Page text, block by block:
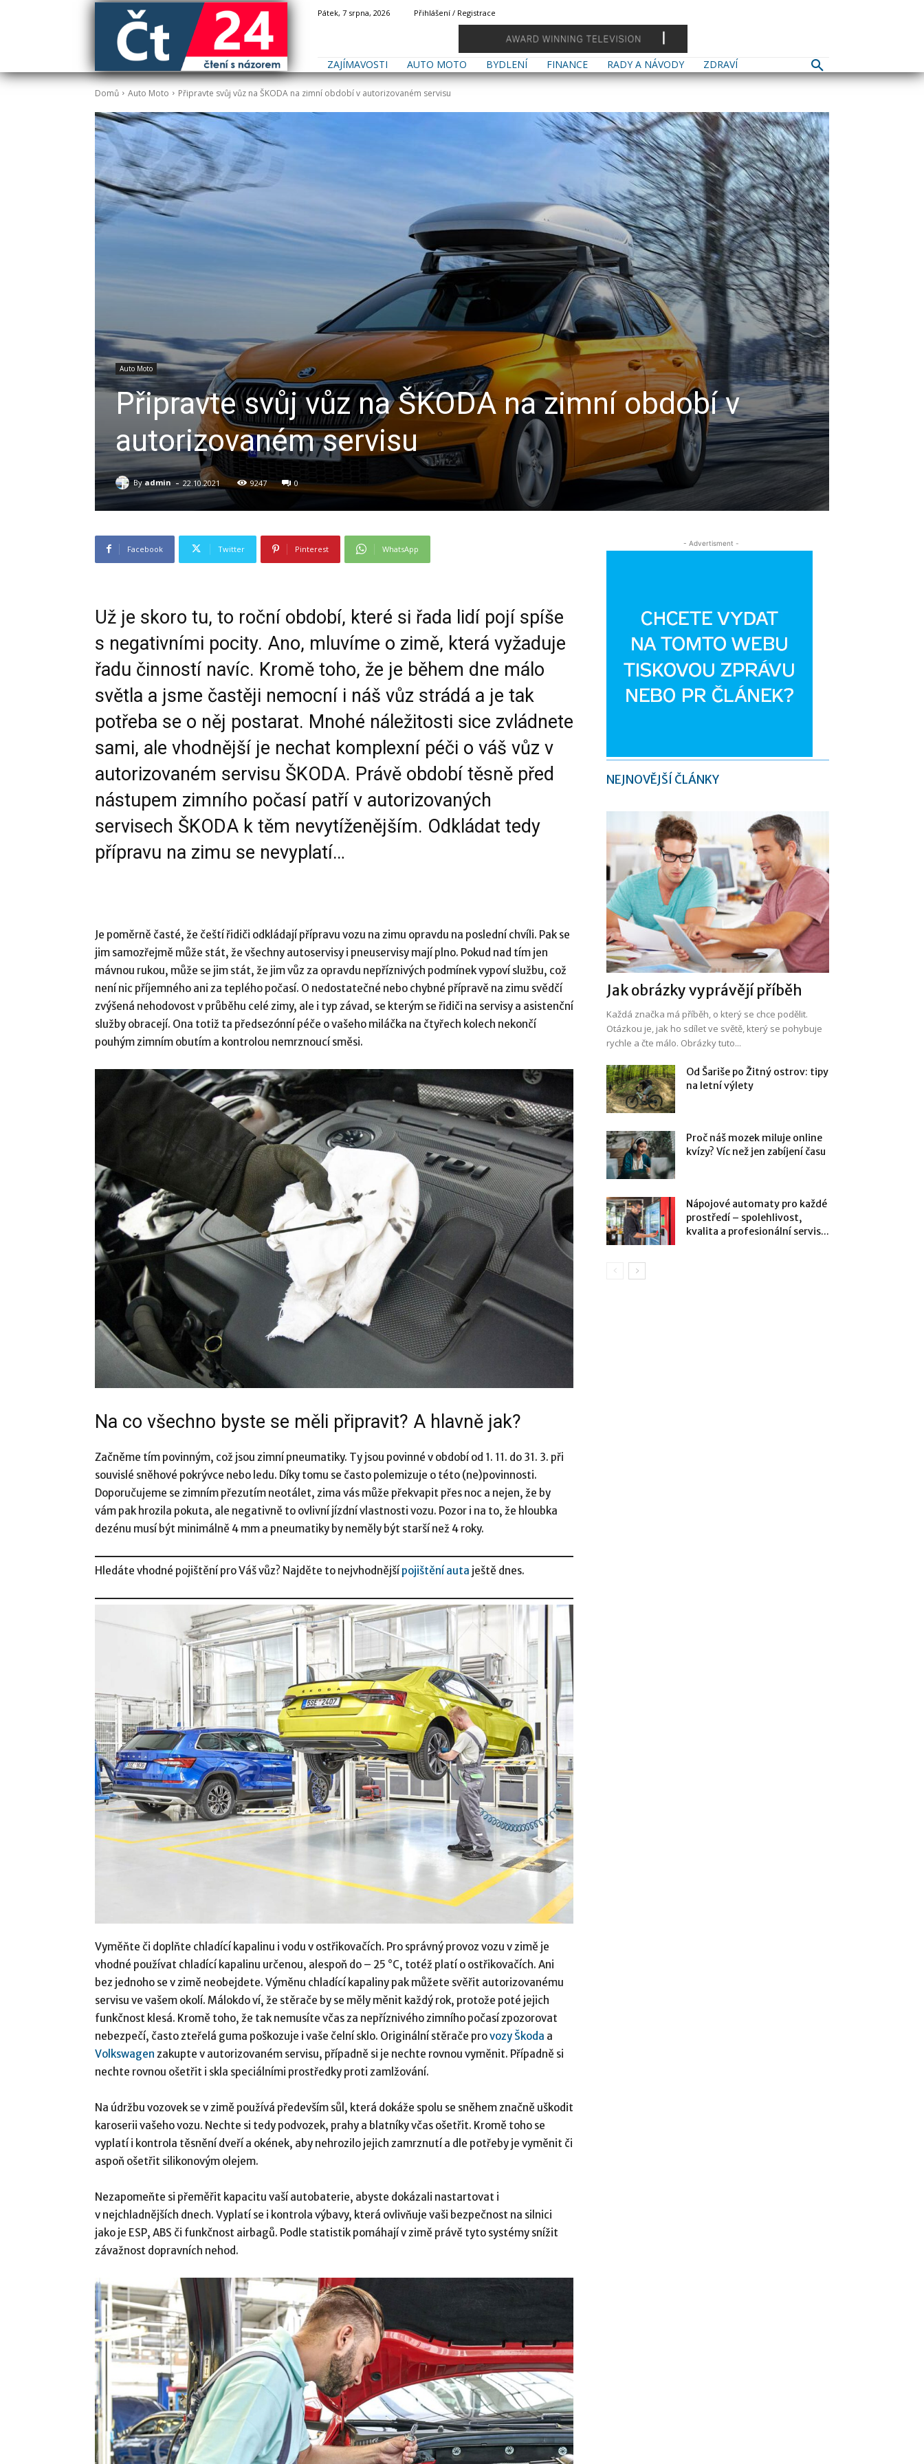
Pátek, 7 srpna, 2026 Přihlášení / Registrace
ZAJÍMAVOSTI AUTO MOTO BYDLENÍ FINANCE RADY A NÁVODY ZDRAVÍ
Domů Auto Moto Připravte svůj vůz na ŠKODA na zimní období v autorizovaném servisu
Auto Moto
Připravte svůj vůz na ŠKODA na zimní období v
autorizovaném servisu
By admin - 22.10.2021 9247 0
Facebook Twitter Pinterest WhatsApp
Už je skoro tu, to roční období, které si řada lidí pojí spíše
s negativními pocity. Ano, mluvíme o zimě, která vyžaduje
řadu činností navíc. Kromě toho, že je během dne málo
světla a jsme častěji nemocní i náš vůz strádá a je tak
potřeba se o něj postarat. Mnohé náležitosti sice zvládnete
sami, ale vhodnější je nechat komplexní péči o váš vůz v
autorizovaném servisu ŠKODA. Právě období těsně před
nástupem zimního počasí patří v autorizovaných
servisech ŠKODA k těm nevytíženějším. Odkládat tedy
přípravu na zimu se nevyplatí…
Je poměrně časté, že čeští řidiči odkládají přípravu vozu na zimu opravdu na poslední chvíli. Pak se
jim samozřejmě může stát, že všechny autoservisy i pneuservisy mají plno. Pokud nad tím jen
mávnou rukou, může se jim stát, že jim vůz za opravdu nepříznivých podmínek vypoví službu, což
není nic příjemného ani za teplého počasí. O nedostatečné nebo chybné přípravě na zimu svědčí
zvýšená nehodovost v průběhu celé zimy, ale i typ závad, se kterým se řidiči na servisy a asistenční
služby obracejí. Ona totiž ta předsezónní péče o vašeho miláčka na čtyřech kolech nekončí
pouhým zimním obutím a kontrolou nemrznoucí směsi.
Na co všechno byste se měli připravit? A hlavně jak?
Začněme tím povinným, což jsou zimní pneumatiky. Ty jsou povinné v období od 1. 11. do 31. 3. při
souvislé sněhové pokrývce nebo ledu. Díky tomu se často polemizuje o této (ne)povinnosti.
Doporučujeme se zimním přezutím neotálet, zima vás může překvapit přes noc a nejen, že by
vám pak hrozila pokuta, ale negativně to ovlivní jízdní vlastnosti vozu. Pozor i na to, že hloubka
dezénu musí být minimálně 4 mm a pneumatiky by neměly být starší než 4 roky.
Hledáte vhodné pojištění pro Váš vůz? Najděte to nejvhodnější pojištění auta ještě dnes.
Vyměňte či doplňte chladící kapalinu i vodu v ostřikovačích. Pro správný provoz vozu v zimě je
vhodné používat chladící kapalinu určenou, alespoň do – 25 °C, totéž platí o ostřikovačích. Ani
bez jednoho se v zimě neobejdete. Výměnu chladící kapaliny pak můžete svěřit autorizovanému
servisu ve vašem okolí. Málokdo ví, že stěrače by se měly měnit každý rok, protože poté jejich
funkčnost klesá. Kromě toho, že tak nemusíte včas za nepříznivého zimního počasí zpozorovat
nebezpečí, často zteřelá guma poškozuje i vaše čelní sklo. Originální stěrače provozy Škoda a
Volkswagen zakupte v autorizovaném servisu, případně si je nechte rovnou vyměnit. Případně si
nechte rovnou ošetřit i skla speciálními prostředky proti zamlžování.
Na údržbu vozovek se v zimě používá především sůl, která dokáže spolu se sněhem značně uškodit
karoserii vašeho vozu. Nechte si tedy podvozek, prahy a blatníky včas ošetřit. Kromě toho se
vyplatí i kontrola těsnění dveří a okének, aby nehrozilo jejich zamrznutí a dle potřeby je vyměnit či
aspoň ošetřit silikonovým olejem.
Nezapomeňte si přeměřit kapacitu vaší autobaterie, abyste dokázali nastartovat i
v nejchladnějších dnech. Vyplatí se i kontrola výbavy, která ovlivňuje vaši bezpečnost na silnici
jako je ESP, ABS či funkčnost airbagů. Podle statistik pomáhají v zimě právě tyto systémy snížit
závažnost dopravních nehod.
- Advertisment -
NEJNOVĚJŠÍ ČLÁNKY
Jak obrázky vyprávějí příběh
Každá značka má příběh, o který se chce podělit.
Otázkou je, jak ho sdílet ve světě, který se pohybuje
rychle a čte málo. Obrázky tuto...
Od Šariše po Žitný ostrov: tipy
na letní výlety
Proč náš mozek miluje online
kvízy? Víc než jen zabíjení času
Nápojové automaty pro každé
prostředí – spolehlivost,
kvalita a profesionální servis...